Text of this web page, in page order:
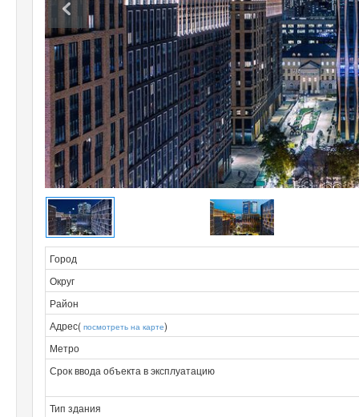
Город
Округ
Район
Адрес( посмотреть на карте)
Метро
Срок ввода объекта в эксплуатацию
Тип здания